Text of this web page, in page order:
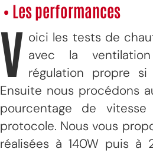
• Les performances
V oici les tests de
avec la
régulation propre
Ensuite nous procédons
pourcentage de
protocole. Nous vous
réalisées à 140W puis à